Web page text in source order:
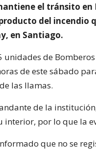
el tránsito en
del incendio
en Santiago.
unidades de
de este sábado
las llamas.
de la
interior, por lo que la
que no se